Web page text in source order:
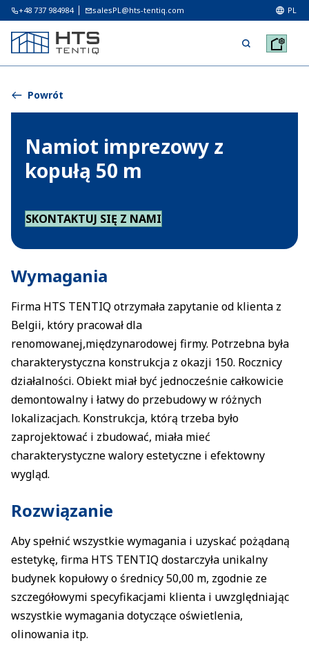
+48 737 984984 salesPL@hts-tentiq.com PL
Powrót
Namiot imprezowy z
kopułą 50 m
SKONTAKTUJ SIĘ Z NAMI
Wymagania
Firma HTS TENTIQ otrzymała zapytanie od klienta z
Belgii, który pracował dla
renomowanej,międzynarodowej firmy. Potrzebna była
charakterystyczna konstrukcja z okazji 150. Rocznicy
działalności. Obiekt miał być jednocześnie całkowicie
demontowalny i łatwy do przebudowy w różnych
lokalizacjach. Konstrukcja, którą trzeba było
zaprojektować i zbudować, miała mieć
charakterystyczne walory estetyczne i efektowny
wygląd.
Rozwiązanie
Aby spełnić wszystkie wymagania i uzyskać pożądaną
estetykę, firma HTS TENTIQ dostarczyła unikalny
budynek kopułowy o średnicy 50,00 m, zgodnie ze
szczegółowymi specyfikacjami klienta i uwzględniając
wszystkie wymagania dotyczące oświetlenia,
olinowania itp.